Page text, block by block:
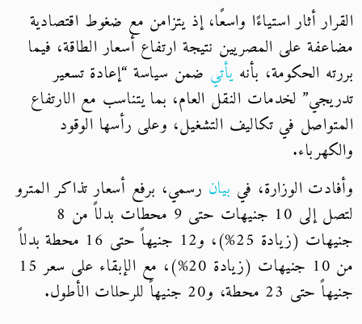
القرار أثار استياءًا واسعًا، إذ يتزامن مع ضغوط اقتصادية
مضاعفة على المصريين نتيجة ارتفاع أسعار الطاقة، فيما
بررته الحكومة، بأنه يأتي ضمن سياسة “إعادة تسعير
تدريجي” لخدمات النقل العام، بما يتناسب مع الارتفاع
المتواصل في تكاليف التشغيل، وعلى رأسها الوقود
والكهرباء.
وأفادت الوزارة، في بيان رسمي، برفع أسعار تذاكر المترو
لتصل إلى 10 جنيهات حتى 9 محطات بدلاً من 8
جنيهات (زيادة 25%)، و12 جنيهاً حتى 16 محطة بدلاً
من 10 جنيهات (زيادة 20%)، مع الإبقاء على سعر 15
جنيهاً حتى 23 محطة، و20 جنيهاً للرحلات الأطول.